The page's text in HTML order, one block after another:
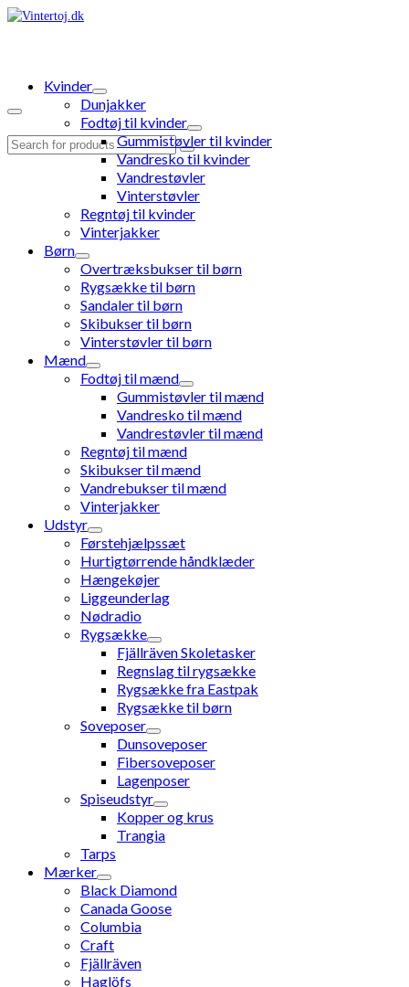
Search
Kvinder
Dunjakker
Fodtøj til kvinder
Gummistøvler til kvinder
Vandresko til kvinder
Vandrestøvler
Vinterstøvler
Regntøj til kvinder
Vinterjakker
Børn
Overtræksbukser til børn
Rygsække til børn
Sandaler til børn
Skibukser til børn
Vinterstøvler til børn
Mænd
Fodtøj til mænd
Gummistøvler til mænd
Vandresko til mænd
Vandrestøvler til mænd
Regntøj til mænd
Skibukser til mænd
Vandrebukser til mænd
Vinterjakker
Udstyr
Førstehjælpssæt
Hurtigtørrende håndklæder
Hængekøjer
Liggeunderlag
Nødradio
Rygsække
Fjällräven Skoletasker
Regnslag til rygsække
Rygsække fra Eastpak
Rygsække til børn
Soveposer
Dunsoveposer
Fibersoveposer
Lagenposer
Spiseudstyr
Kopper og krus
Trangia
Tarps
Mærker
Black Diamond
Canada Goose
Columbia
Craft
Fjällräven
Haglöfs